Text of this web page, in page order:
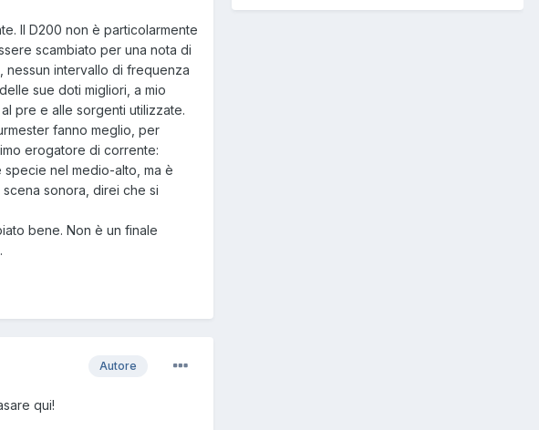
Il D200 non è particolarmente
scambiato per una nota di
nessun intervallo di frequenza
sue doti migliori, a mio
pre e alle sorgenti utilizzate.
fanno meglio, per
erogatore di corrente:
nel medio-alto, ma è
sonora, direi che si
bene. Non è un finale
Autore
qui!